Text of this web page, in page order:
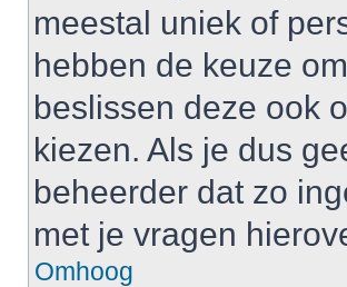
meestal uniek of
hebben de keuze
beslissen deze ook
kiezen. Als je dus
beheerder dat zo
met je vragen
Omhoog